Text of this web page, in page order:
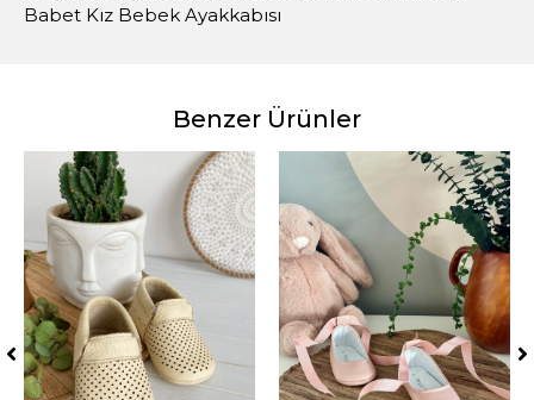
Babet Kız Bebek Ayakkabısı
Benzer Ürünler